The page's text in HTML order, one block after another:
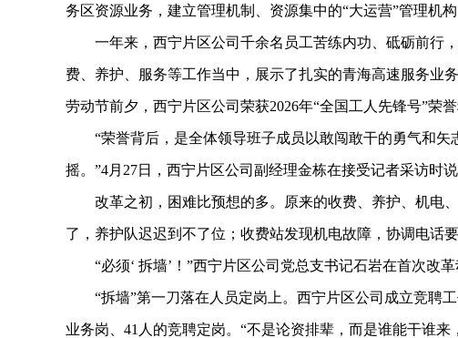
务区资源业务，建立管理机制、资源集中的“大运营”管理机构
一年来，西宁片区公司千余名员工苦练内功、砥砺前行，
费、养护、服务等工作当中，展示了扎实的青海高速服务业
劳动节前夕，西宁片区公司荣获2026年“全国工人先锋号”荣誉
“荣誉背后，是全体领导班子成员以敢闯敢干的勇气和矢
摇。”4月27日，西宁片区公司副经理金栋在接受记者采访时说
改革之初，困难比预想的多。原来的收费、养护、机电
了，养护队迟迟到不了位；收费站发现机电故障，协调电话要
“必须‘ 拆墙’！”西宁片区公司党总支书记石岩在首次改革
“拆墙”第一刀落在人员定岗上。西宁片区公司成立竞聘工
业务岗、41人的竞聘定岗。“不是论资排辈，而是谁能干谁